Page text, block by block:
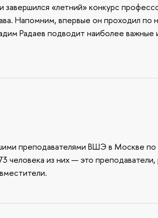
«летний» конкурс
Напомним, впервые он проходил по
Радаев подводит наиболее важные
преподавателями ВШЭ в Москве по
человека из них — это